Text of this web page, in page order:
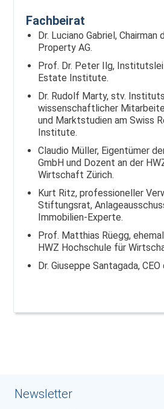
Fachbeirat
Dr. Luciano Gabriel, Chairman
Property AG.
Prof. Dr. Peter Ilg,
Estate Institute.
Dr. Rudolf Marty, stv.
wissenschaftlicher
und Marktstudien am Swiss
Institute.
Claudio Müller, Eigentümer
GmbH und Dozent an der
Wirtschaft Zürich.
Kurt Ritz, professioneller
Stiftungsrat,
Immobilien-Experte.
Prof. Matthias Rüegg,
HWZ Hochschule für
Dr. Giuseppe Santagada, CEO
Newsletter